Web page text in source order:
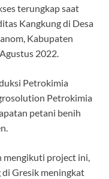
terungkap saat
Kangkung di Desa
Kabupaten
2022.
Petrokimia
Petrokimia
petani benih
mengikuti project ini,
Gresik meningkat